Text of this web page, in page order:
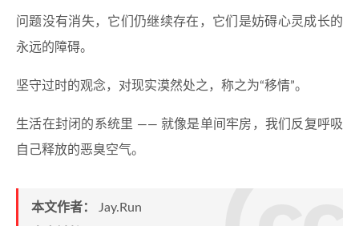
问题没有消失，它们仍继续存在，它们是妨碍心灵成长的
永远的障碍。
坚守过时的观念，对现实漠然处之，称之为“移情”。
生活在封闭的系统里 —— 就像是单间牢房，我们反复呼吸
自己释放的恶臭空气。
本文作者：
Jay.Run